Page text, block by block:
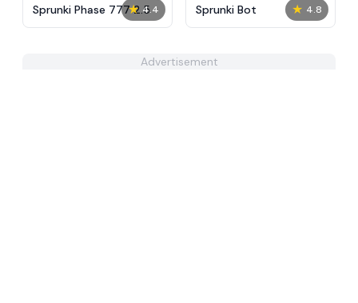
★ 4.4
Sprunki Phase 777 2.5 ★ 4.8
Sprunki Bot
Advertisement